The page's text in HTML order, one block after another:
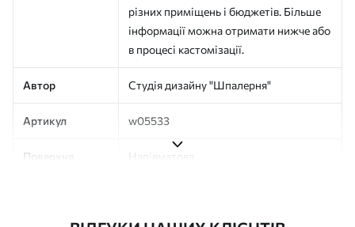
різних приміщень і бюджетів. Більше
інформації можна отримати нижче або
в процесі кастомізації.
Автор Студія дизайну "Шпалерня"
Артикул w05533
Поверхня Напівматова